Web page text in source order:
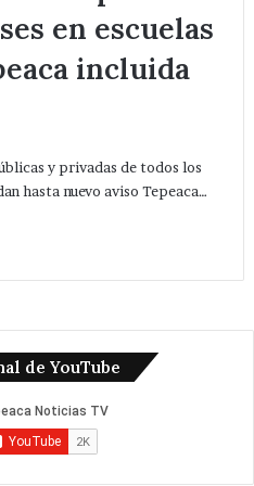
en escuelas
incluida
y privadas de todos los
hasta nuevo aviso Tepeaca…
de YouTube